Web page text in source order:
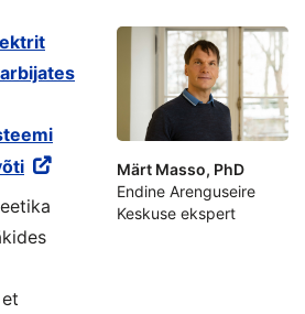
Märt Masso, PhD
Endine Arenguseire
Keskuse ekspert